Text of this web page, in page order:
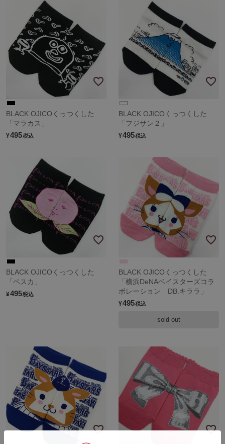
BLACK OJICOくっつくした
「マラカス」
¥495税込
BLACK OJICOくっつくした
「フジサン２」
¥495税込
BLACK OJICOくっつくした
「ペスカ」
¥495税込
BLACK OJICOくっつくした
「横浜DeNAベイスターズコラ
ボレーション DB.キララ」
¥495税込
sold out